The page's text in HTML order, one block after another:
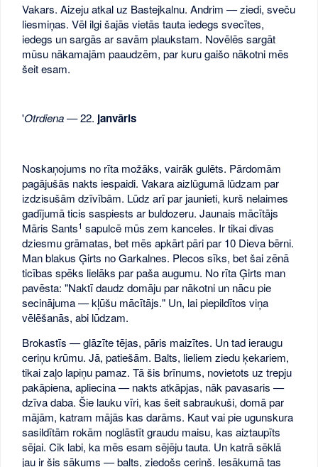
Vakars. Aizeju atkal uz Bastejkalnu. Andrim — ziedi, sveču
liesmiņas. Vēl ilgi šajās vietās tauta iedegs svecītes,
iedegs un sargās ar savām plaukstam. Novēlēs sargāt
mūsu nākamajām paaudzēm, par kuru gaišo nākotni mēs
šeit esam.
'Otrdiena —22. janvāris
Noskaņojums no rīta možāks, vairāk gulēts. Pārdomām
pagājušās nakts iespaidi. Vakara aizlūgumā lūdzam par
izdzisušām dzīvībām. Lūdz arī par jaunieti, kurš nelaimes
gadījumā ticis saspiests ar buldozeru. Jaunais mācītājs
Māris Sants1 sapulcē mūs zem kanceles. Ir tikai divas
dziesmu grāmatas, bet mēs apkārt pāri par 10 Dieva bērni.
Man blakus Ģirts no Garkalnes. Plecos sīks, bet šai zēnā
ticības spēks lielāks par paša augumu. No rīta Ģirts man
pavēsta: "Naktī daudz domāju par nākotni un nācu pie
secinājuma — kļūšu mācītājs." Un, lai piepildītos viņa
vēlēšanās, abi lūdzam.
Brokastīs — glāzīte tējas, pāris maizītes. Un tad ieraugu
ceriņu krūmu. Jā, patiešām. Balts, lieliem ziedu ķekariem,
tikai zaļo lapiņu pamaz. Tā šis brīnums, novietots uz trepju
pakāpiena, apliecina — nakts atkāpjas, nāk pavasaris —
dzīva daba. Šie lauku vīri, kas šeit sabraukuši, domā par
mājām, katram mājās kas darāms. Kaut vai pie ugunskura
sasildītām rokām noglāstīt graudu maisu, kas aiztaupīts
sējai. Cik labi, ka mēs esam sējēju tauta. Un katrā sēklā
jau ir šis sākums — balts, ziedošs ceriņš. Iesākumā tas